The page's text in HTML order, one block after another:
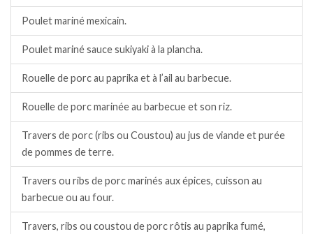
Poulet mariné mexicain.
Poulet mariné sauce sukiyaki à la plancha.
Rouelle de porc au paprika et à l’ail au barbecue.
Rouelle de porc marinée au barbecue et son riz.
Travers de porc (ribs ou Coustou) au jus de viande et purée
de pommes de terre.
Travers ou ribs de porc marinés aux épices, cuisson au
barbecue ou au four.
Travers, ribs ou coustou de porc rôtis au paprika fumé,